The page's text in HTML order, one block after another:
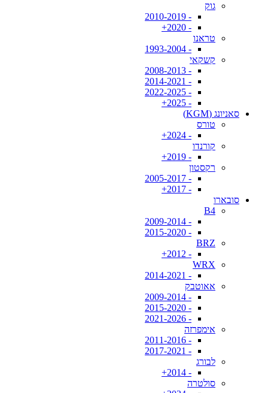
גוק
- 2010-2019
- 2020+
טראנו
- 1993-2004
קשקאי
- 2008-2013
- 2014-2021
- 2022-2025
- 2025+
סאניונג (KGM)
טורס
- 2024+
קורנדו
- 2019+
רקסטון
- 2005-2017
- 2017+
סובארו
B4
- 2009-2014
- 2015-2020
BRZ
- 2012+
WRX
- 2014-2021
אאוטבק
- 2009-2014
- 2015-2020
- 2021-2026
אימפרזה
- 2011-2016
- 2017-2021
לבורג
- 2014+
סולטרה